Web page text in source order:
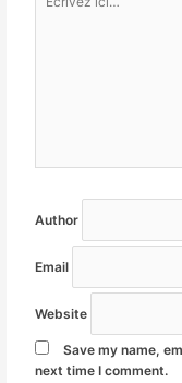
ici…
Author
Email
Website
Save my name,
next time I comment.